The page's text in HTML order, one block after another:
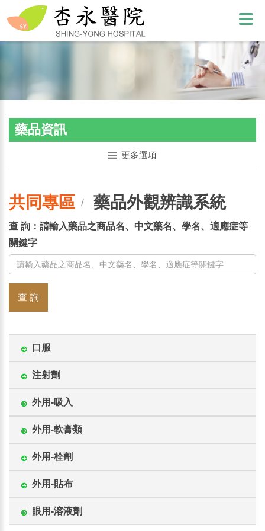
藥品資訊
更多選項
共同專區 / 藥品外觀辨識系統
查 詢：請輸入藥品之商品名、中文藥名、學名、適應症等
關鍵字
查 詢
口服
注射劑
外用-吸入
外用-軟膏類
外用-栓劑
外用-貼布
眼用-溶液劑